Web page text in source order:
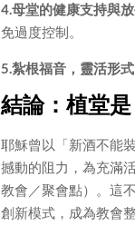
4.母堂的健康支持與
免過度控制。
5.紮根福音，靈活形
結論：植堂
耶穌曾以「新酒不能
撼動的阻力，為充滿
教會／聚會點）。這
創新模式，成為教會